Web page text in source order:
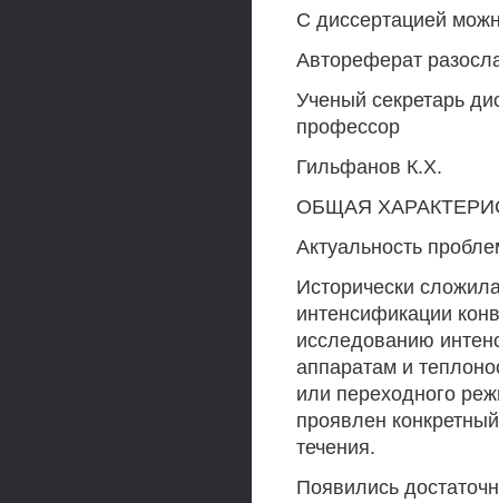
С диссертацией
Автореферат
Ученый секретарь
профессор
Гильфанов К.Х.
ОБЩАЯ
Актуальность
Исторически
интенсификации
исследованию
аппаратам и
или переходного
проявлен
течения.
Появились